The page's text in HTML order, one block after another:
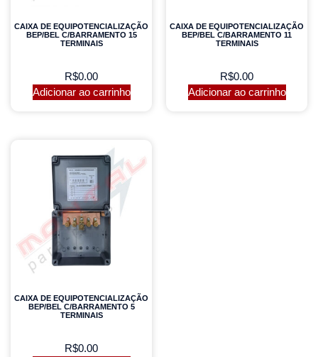
CAIXA DE EQUIPOTENCIALIZAÇÃO
BEP/BEL C/BARRAMENTO 15
TERMINAIS
R$0.00
Adicionar ao carrinho
CAIXA DE EQUIPOTENCIALIZAÇÃO
BEP/BEL C/BARRAMENTO 11
TERMINAIS
R$0.00
Adicionar ao carrinho
CAIXA DE EQUIPOTENCIALIZAÇÃO
BEP/BEL C/BARRAMENTO 5
TERMINAIS
R$0.00